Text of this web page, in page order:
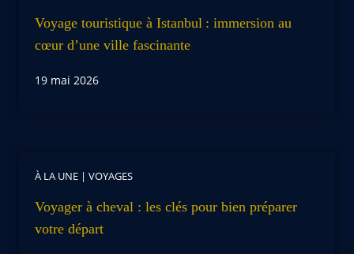
Voyage touristique à Istanbul : immersion au
cœur d’une ville fascinante
19 mai 2026
À LA UNE | VOYAGES
Voyager à cheval : les clés pour bien préparer
votre départ